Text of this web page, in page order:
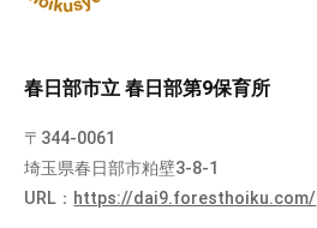
春日部市立 春日部第9保育所
〒344-0061
埼玉県春日部市粕壁3-8-1
URL： https://dai9.foresthoiku.com/